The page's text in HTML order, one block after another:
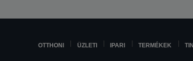
OTTHONI ÜZLETI IPARI TERMÉKEK